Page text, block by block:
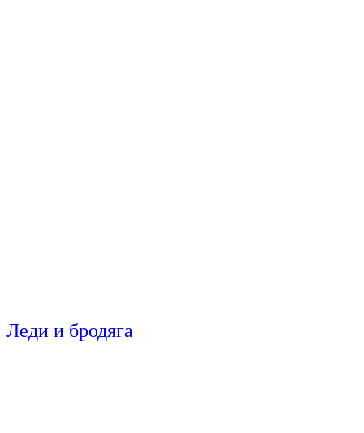
Леди и бродяга